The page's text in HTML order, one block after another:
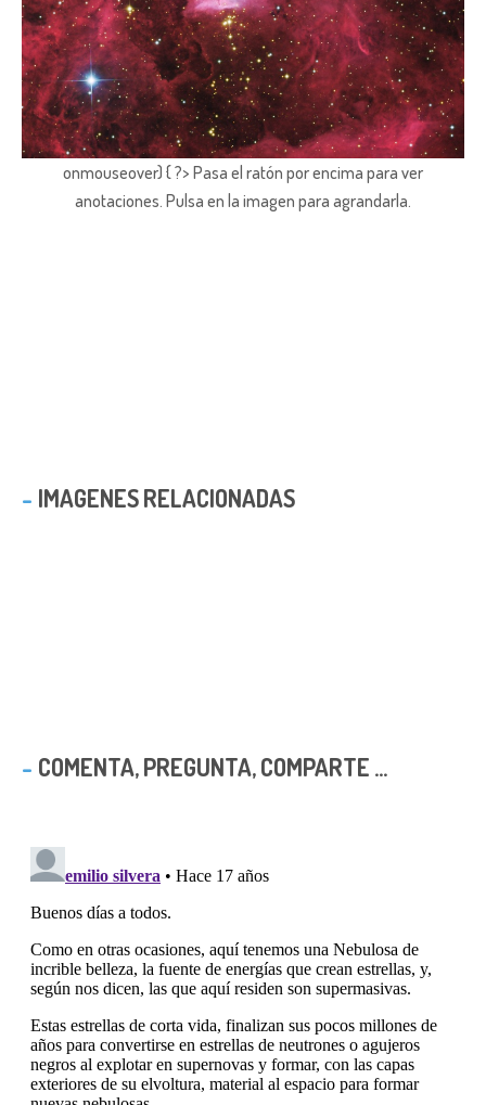
onmouseover) { ?> Pasa el ratón por encima para ver
anotaciones. Pulsa en la imagen para agrandarla.
IMAGENES RELACIONADAS
COMENTA, PREGUNTA, COMPARTE ...